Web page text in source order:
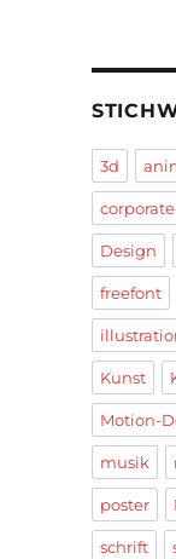
3d
Design
freefont
Kunst
Motion-
musik
poster
schrift